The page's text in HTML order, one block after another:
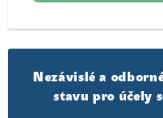
Nezávislé a
stavu pro účely